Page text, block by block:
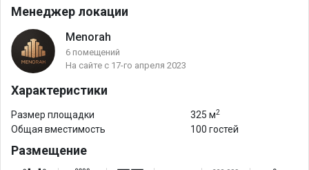
фуршет и т.п.);
и проволочные микрофоны, растяжки для баннера, кулер и
т.п.);
мероприятия;
• Оформление зала.
• Услуги хостеса.
Менеджер локации
Menorah
6 помещений
На сайте с 17-го апреля 2023
Характеристики
Размер площадки 325 м2
Общая вместимость 100 гостей
Размещение